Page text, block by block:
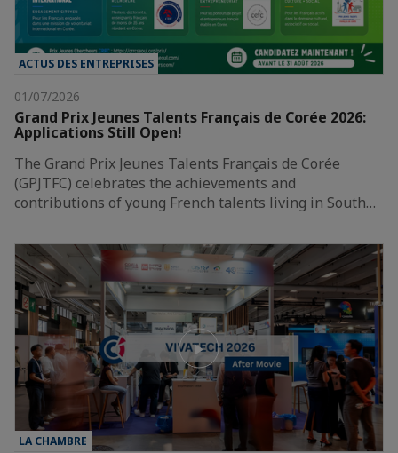
ACTUS DES ENTREPRISES
01/07/2026
Grand Prix Jeunes Talents Français de Corée 2026:
Applications Still Open!
The Grand Prix Jeunes Talents Français de Corée
(GPJTFC) celebrates the achievements and
contributions of young French talents living in South…
LA CHAMBRE